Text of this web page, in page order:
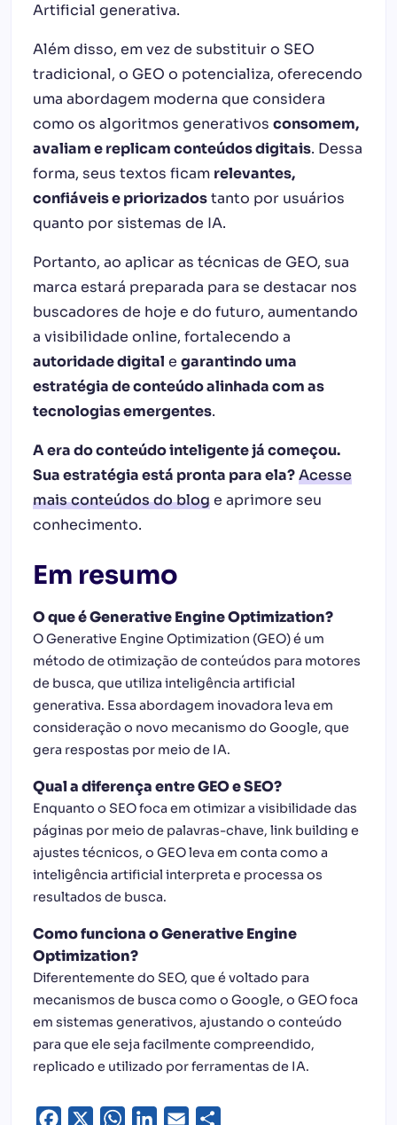
Artificial generativa.
Além disso, em vez de substituir o SEO
tradicional, o GEO o potencializa, oferecendo
uma abordagem moderna que considera
como os algoritmos generativos consomem,
avaliam e replicam conteúdos digitais. Dessa
forma, seus textos ficam relevantes,
confiáveis e priorizadostanto por usuários
quanto por sistemas de IA.
Portanto, ao aplicar as técnicas de GEO, sua
marca estará preparada para se destacar nos
buscadores de hoje e do futuro, aumentando
a visibilidade online, fortalecendo a
autoridade digital e garantindo uma
estratégia de conteúdo alinhada com as
tecnologias emergentes.
A era do conteúdo inteligente já começou.
Sua estratégia está pronta para ela?Acesse
mais conteúdos do bloge aprimore seu
conhecimento.
Em resumo
O que é Generative Engine Optimization?
O Generative Engine Optimization (GEO) é um
método de otimização de conteúdos para motores
de busca, que utiliza inteligência artificial
generativa. Essa abordagem inovadora leva em
consideração o novo mecanismo do Google, que
gera respostas por meio de IA.
Qual a diferença entre GEO e SEO?
Enquanto o SEO foca em otimizar a visibilidade das
páginas por meio de palavras-chave, link building e
ajustes técnicos, o GEO leva em conta como a
inteligência artificial interpreta e processa os
resultados de busca.
Como funciona o Generative Engine
Optimization?
Diferentemente do SEO, que é voltado para
mecanismos de busca como o Google, o GEO foca
em sistemas generativos, ajustando o conteúdo
para que ele seja facilmente compreendido,
replicado e utilizado por ferramentas de IA.
Facebook WhatsApp
LinkedIn
Email